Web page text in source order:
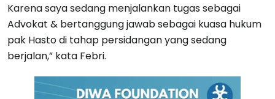
Karena saya sedang menjalankan tugas sebagai
Advokat & bertanggung jawab sebagai kuasa hukum
pak Hasto di tahap persidangan yang sedang
berjalan,” kata Febri.